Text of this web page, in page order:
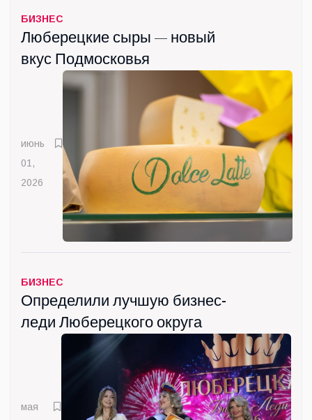
БИЗНЕС
Люберецкие сыры — новый
вкус Подмосковья
июнь
01,
2026
БИЗНЕС
Определили лучшую бизнес-
леди Люберецкого округа
мая